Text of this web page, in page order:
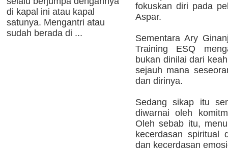
di kapal ini atau kapal
satunya. Mengantri atau
sudah berada di ...
fokuskan diri pada
Aspar.
Sementara Ary
Training ESQ
bukan dinilai dari
sejauh mana
dan dirinya.
Sedang sikap itu
diwarnai oleh
Oleh sebab itu,
kecerdasan spiritual
dan kecerdasan